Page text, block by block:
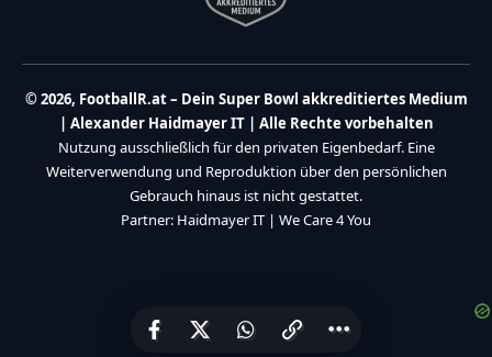
© 2026, FootballR.at – Dein Super Bowl akkreditiertes Medium
| Alexander Haidmayer IT | Alle Rechte vorbehalten
Nutzung ausschließlich für den privaten Eigenbedarf. Eine
Weiterverwendung und Reproduktion über den persönlichen
Gebrauch hinaus ist nicht gestattet.
Partner: Haidmayer IT | We Care 4 You